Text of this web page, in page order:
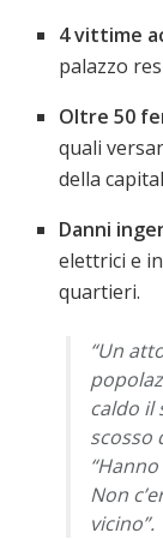
4 vittime
palazzo
Oltre 50
quali
della
Danni
elettrici e
quartieri.
“Un
caldo il
scosso
Non
vicino”.